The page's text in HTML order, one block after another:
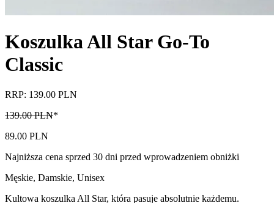
Koszulka All Star Go-To
Classic
RRP: 139.00 PLN
139.00 PLN*
89.00 PLN
Najniższa cena sprzed 30 dni przed wprowadzeniem obniżki
Męskie, Damskie, Unisex
Kultowa koszulka All Star, która pasuje absolutnie każdemu.